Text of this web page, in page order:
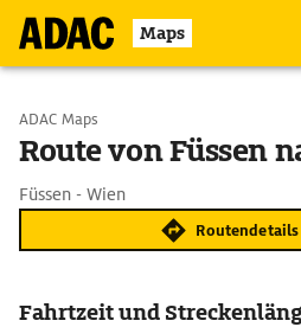
Maps
Start wählen
ADAC Maps
Route von Füssen
Füssen - Wien
Fahrtzeit und